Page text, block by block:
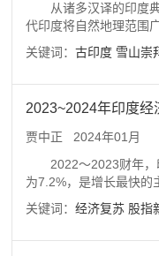
殊性及其生存策略。然
任危机和组织管理涣散
从诸多汉译的印度
代印度将自然地理范围
山的超自然想象，即雪
凉圣境，是治愈恶疾、
迹的建构多有启发。表
播，在经过翻译传入中
关键词：古印度 雪山崇
2023~2024年印度经
贾中正 2024年01月
2022～2023财年
为7.2%，是增长最快的
印度通胀率同比下降1
月高于其央行设定的上
关键词：经济复苏 股指